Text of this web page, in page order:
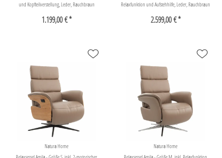
und Kopfteilverstellung, Leder, Rauchbraun
1.199,00 € *
Relaxfunktion und Aufstehhilfe, Leder, Rauchbraun
2.599,00 € *
Natura Home
Natura Home